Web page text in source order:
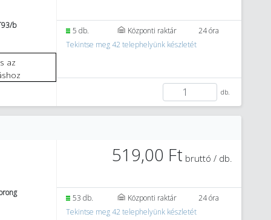
b
5 db. Központi raktár
24 óra
Tekintse meg 42 telephelyünk készletét
db.
519,00 Ft bruttó / db.
53 db. Központi raktár
24 óra
Tekintse meg 42 telephelyünk készletét